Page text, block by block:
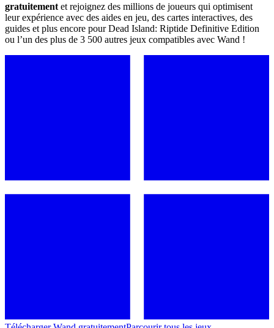
gratuitement et rejoignez des millions de joueurs qui optimisent
leur expérience avec des aides en jeu, des cartes interactives, des
guides et plus encore pour Dead Island: Riptide Definitive Edition
ou l’un des plus de 3 500 autres jeux compatibles avec Wand !